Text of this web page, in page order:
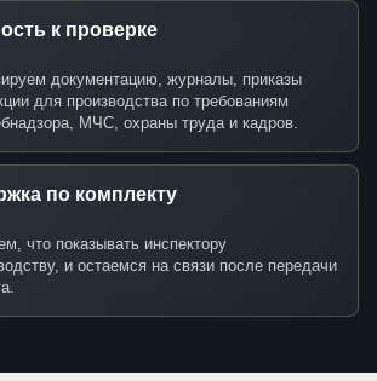
к проверке
документацию, журналы, приказы
для производства по требованиям
МЧС, охраны труда и кадров.
по комплекту
что показывать инспектору
и остаемся на связи после передачи